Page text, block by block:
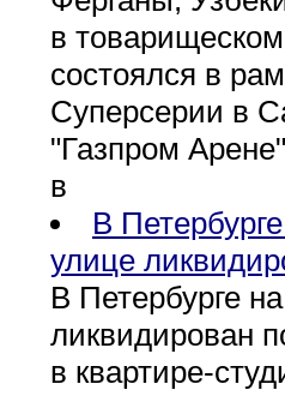
в
состоялся в
Суперсерии в
"Газпром
в
В
улице
В Петербурге
ликвидирован
в квартире-